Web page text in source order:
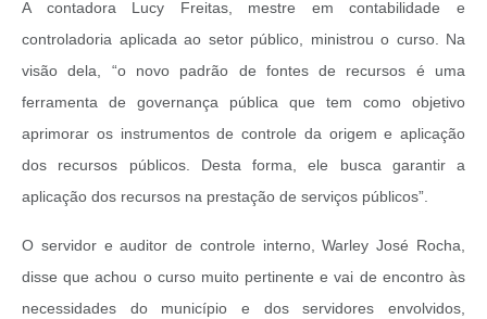
A contadora Lucy Freitas, mestre em contabilidade e
controladoria aplicada ao setor público, ministrou o curso. Na
visão dela, “o novo padrão de fontes de recursos é uma
ferramenta de governança pública que tem como objetivo
aprimorar os instrumentos de controle da origem e aplicação
dos recursos públicos. Desta forma, ele busca garantir a
aplicação dos recursos na prestação de serviços públicos”.
O servidor e auditor de controle interno, Warley José Rocha,
disse que achou o curso muito pertinente e vai de encontro às
necessidades do município e dos servidores envolvidos,